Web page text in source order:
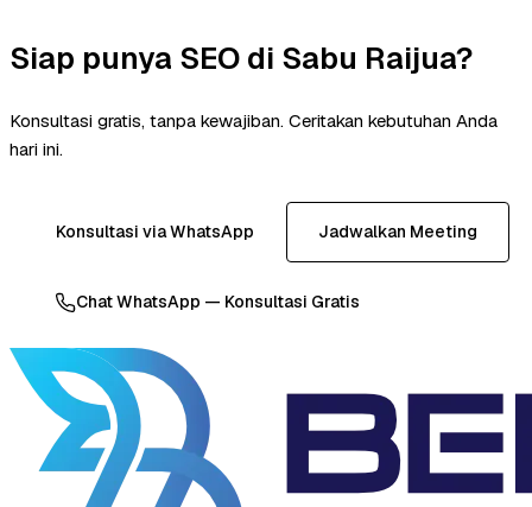
Siap punya SEO di Sabu Raijua?
Konsultasi gratis, tanpa kewajiban. Ceritakan kebutuhan Anda
hari ini.
Konsultasi via WhatsApp Jadwalkan Meeting
Chat WhatsApp — Konsultasi Gratis